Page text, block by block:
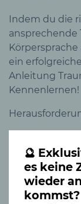
Indem du die
ansprechende
ein
Anleitung
Kennenlernen!
🔮
es keine
wieder
kommst?